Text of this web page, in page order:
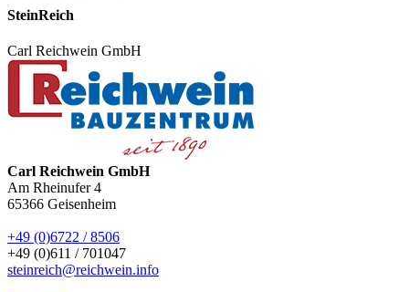
SteinReich
Carl Reichwein GmbH
Carl Reichwein GmbH
Am Rheinufer 4
65366 Geisenheim
+49 (0)6722 / 8506
+49 (0)611 / 701047
steinreich@reichwein.info